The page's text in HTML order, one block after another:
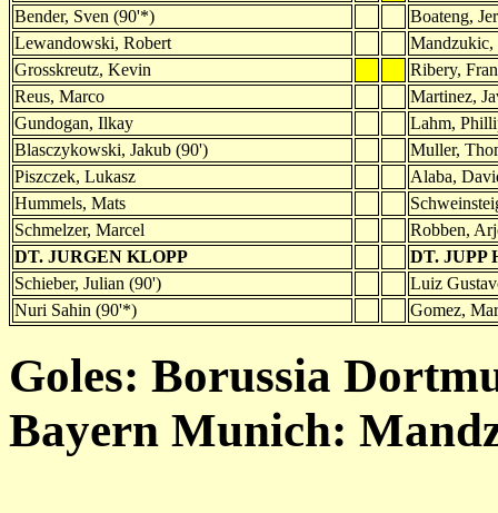
Bender, Sven (90'*)
Boateng,
Lewandowski, Robert
Grosskreutz, Kevin
Ribery,
Reus, Marco
Martinez,
Gundogan, Ilkay
Lahm,
Blasczykowski, Jakub (90')
Muller,
Piszczek, Lukasz
Alaba,
Hummels, Mats
Schmelzer, Marcel
Robben,
DT. JURGEN KLOPP
DT. JUPP
Schieber, Julian (90')
Luiz
Nuri Sahin (90'*)
Gomez,
Goles: Borussia
Bayern Munich: